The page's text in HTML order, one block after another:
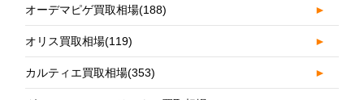
オーデマピゲ買取相場(188) ►
オリス買取相場(119) ►
カルティエ買取相場(353) ►